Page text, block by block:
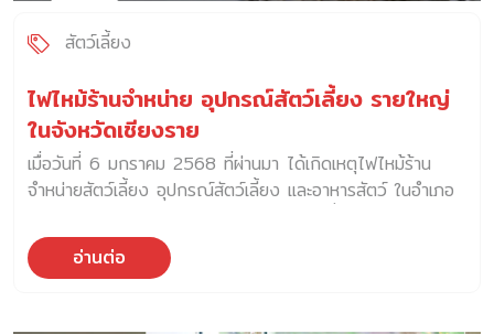
เสมือนลูก หรือสมาชิกครอบครัว (Pet parent) มากยิ่งขึ้น ส่ง
อาหาร ด้านสุขภาพ รวมถึงการพาสัตว์เลี้ยงออกไปท่องเที่ยว
ด้วยกัน 2. จำนวนสัตว์เลี้ยงและผู้มีสัตว์เลี้ยงที่เพิ่มขึ้นต่อเนื่อง
ในช่วง 10 ปีที่ผ่านมาจำนวนสัตว์เลี้ยงทั้ง สุนัข แมว และสัตว์
เลี้ยงทางเลือก เช่น นก ปลา เพิ่มขึ้นประมาณร้อยละ 2.5 และยัง
สอดคล้องกับจำนวนครัวเรือน […]
สัตว์เลี้ยง
ไฟไหม้ร้านจำหน่าย อุปกรณ์สัตว์เลี้ยง รายใหญ่
ในจังหวัดเชียงราย
เมื่อวันที่ 6 มกราคม 2568 ที่ผ่านมา ได้เกิดเหตุไฟไหม้ร้าน
จำหน่ายสัตว์เลี้ยง อุปกรณ์สัตว์เลี้ยง และอาหารสัตว์ ในอำเภอ
เสียชีวิต และทรัพย์สินของร้านเสียหายเป็นจำนวนมาก เมื่อเวลา
ประมาณ 21.00 น. ของวันที่ 6 มกราคม 2568 เจ้าหน้าที่ดับ
อ่านต่อ